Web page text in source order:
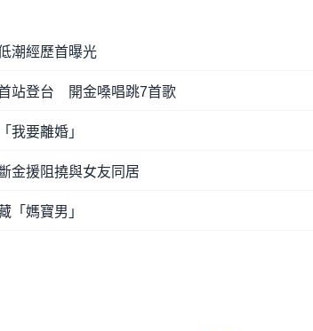
潮經歷首曝光
首站登台 開金嗓唱跳7首歌
我要離婚」
金援阻撓與女友同居
媽寶男」